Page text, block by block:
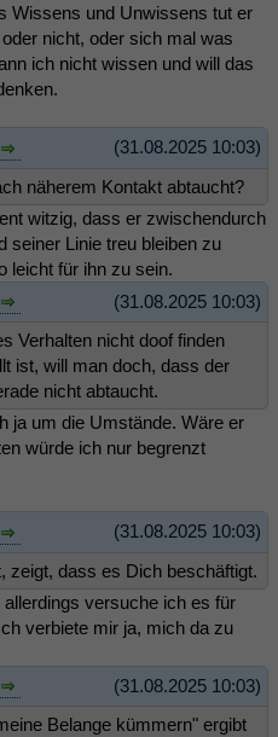
Wissens und Unwissens tut er
nicht, oder sich mal was
ich nicht wissen und will das
(31.08.2025 10:03)
näherem Kontakt abtaucht?
witzig, dass er zwischendurch
seiner Linie treu bleiben zu
leicht für ihn zu sein.
(31.08.2025 10:03)
Verhalten nicht doof finden
ist, will man doch, dass der
nicht abtaucht.
ja um die Umstände. Wäre er
würde ich nur begrenzt
(31.08.2025 10:03)
zeigt, dass es Dich beschäftigt.
versuche ich es für
verbiete mir ja, mich da zu
(31.08.2025 10:03)
Belange kümmern" ergibt